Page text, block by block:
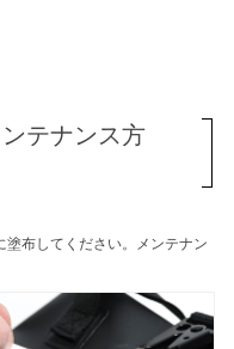
テナンス方
布してください。メンテナン